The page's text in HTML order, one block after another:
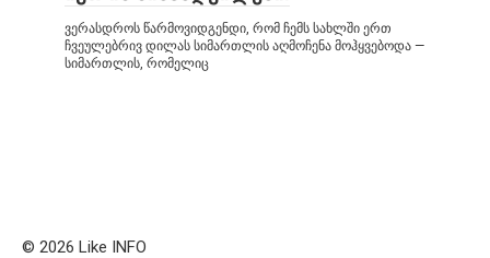
ვერასდროს წარმოვიდგენდი, რომ ჩემს სახლში ერთ
ჩვეულებრივ დილას სიმართლის აღმოჩენა მოჰყვებოდა —
სიმართლის, რომელიც
© 2026 Like INFO